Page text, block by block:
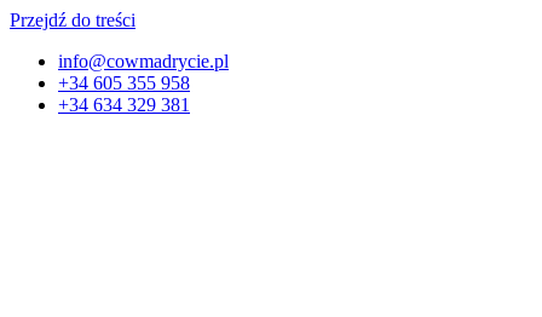
Przejdź do treści
info@cowmadrycie.pl
+34 605 355 958
+34 634 329 381​